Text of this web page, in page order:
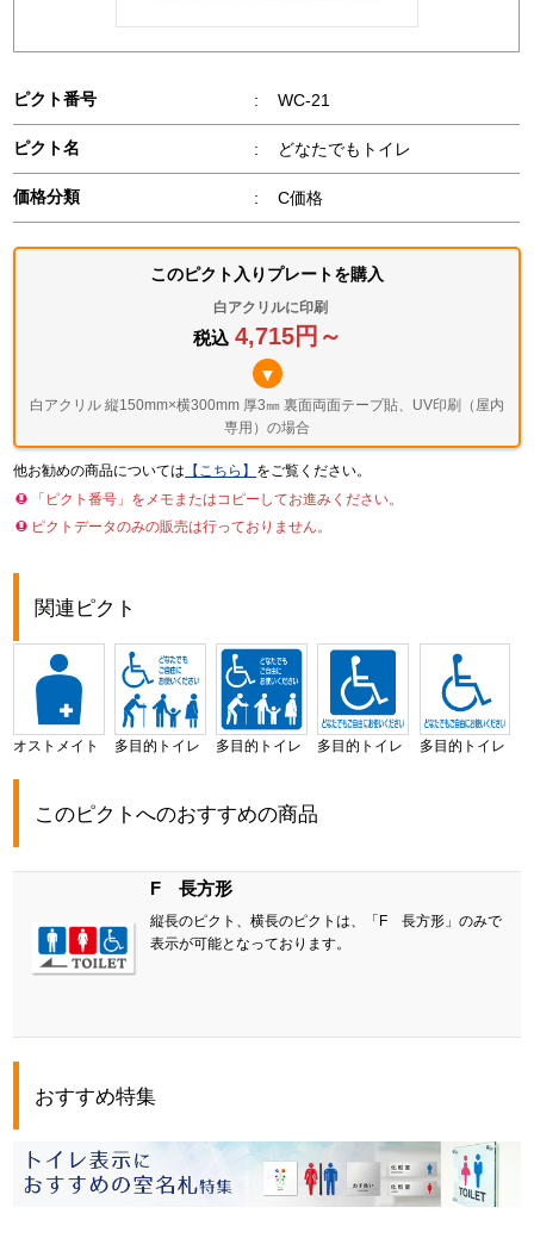
ピクト番号 : WC-21
ピクト名 : どなたでもトイレ
価格分類 : C価格
このピクト入り プレートを購入
白アクリルに印刷
税込 4,715円～
▼
白アクリル 縦150mm×横300mm 厚3㎜ 裏面両面テープ貼、UV印刷（屋内
専用）の場合
他お勧めの商品については 【こちら】 をご覧ください。
「ピクト番号」をメモまたはコピーしてお進みください。
ピクトデータのみの販売は行っておりません。
関連ピクト
オストメイト 多目的トイレ 多目的トイレ 多目的トイレ 多目的トイレ
このピクトへのおすすめの商品
F 長方形
縦長のピクト、横長のピクトは、「F 長方形」のみで
表示が可能となっております。
おすすめ特集